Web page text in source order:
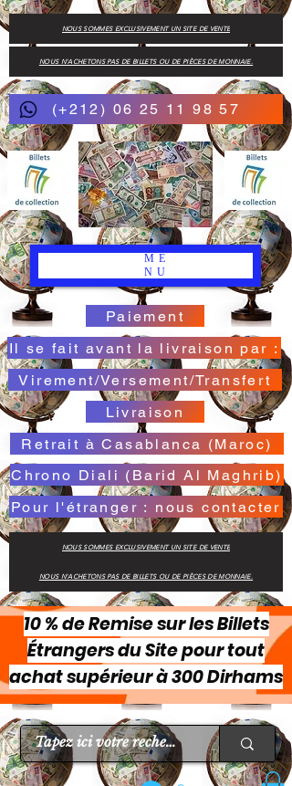
(+212) 06 25 11 98 57
ME
NU
Paiement
Virement/Versement/Transfert
Livraison
Retrait à Casablanca (Maroc)
Il se fait avant la livraison par :
Chrono Diali (Barid Al Maghrib)
NOUS N'ACHETONS PAS DE BILLETS OU DE PIÈCES DE MONNAIE.
NOUS SOMMES EXCLUSIVEMENT UN SITE DE VENTE
Pour l'étranger : nous contacter
NOUS SOMMES EXCLUSIVEMENT UN SITE DE VENTE
NOUS N'ACHETONS PAS DE BILLETS OU DE PIÈCES DE MONNAIE.
10 % de Remise sur les Billets
Étrangers du Site pour tout
achat supérieur à 300 Dirhams